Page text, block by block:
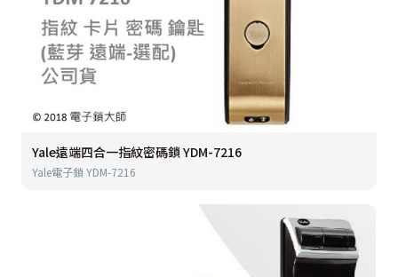
Yale遠端四合一指紋密碼鎖 YDM-7216
Yale電子鎖 YDM-7216